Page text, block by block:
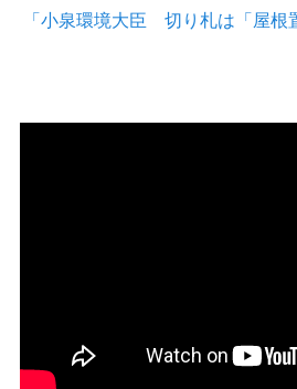
「小泉環境大臣 切り札は「屋根